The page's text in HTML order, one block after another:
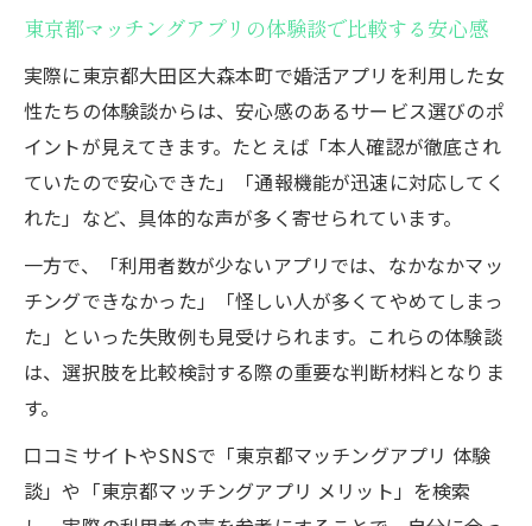
東京都マッチングアプリの体験談で比較する安心感
実際に東京都大田区大森本町で婚活アプリを利用した女
性たちの体験談からは、安心感のあるサービス選びのポ
イントが見えてきます。たとえば「本人確認が徹底され
ていたので安心できた」「通報機能が迅速に対応してく
れた」など、具体的な声が多く寄せられています。
一方で、「利用者数が少ないアプリでは、なかなかマッ
チングできなかった」「怪しい人が多くてやめてしまっ
た」といった失敗例も見受けられます。これらの体験談
は、選択肢を比較検討する際の重要な判断材料となりま
す。
口コミサイトやSNSで「東京都マッチングアプリ 体験
談」や「東京都マッチングアプリ メリット」を検索